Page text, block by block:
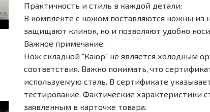
Практичность и стиль в каждой детали:
В комплекте с ножом поставляются ножны из
защищают клинок, но и позволяют удобно
Важное примечание:
Нож складной "Каюр" не является холодным
соответствия. Важно понимать, что
используемую сталь. В сертификате
тестирование. Фактические характеристики
заявленным в карточке товара.